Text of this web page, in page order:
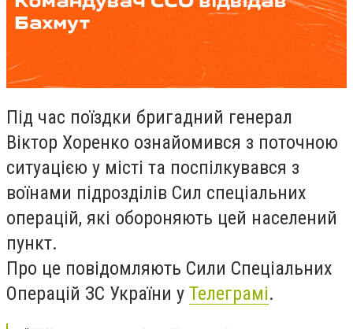
Під час поїздки бригадний генерал
Віктор Хоренко ознайомився з поточною
ситуацією у місті та поспілкувався з
воїнами підрозділів Сил спеціальних
операцій, які обороняють цей населений
пункт.
Про це повідомляють Сили Спеціальних
Операцій ЗС України у Телеграмі.